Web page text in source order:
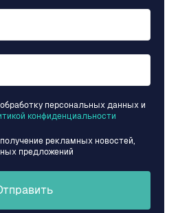
персональных данных и
конфиденциальности
рекламных новостей,
предложений